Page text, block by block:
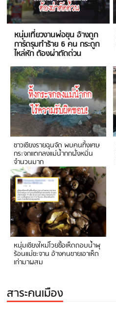
หนุ่มเที่ยวงานพ่อขุน อ้างถูก
การ์ดรุมทำร้าย 6 คน กระดูก
ไหล่หัก ต้องผ่าตัดด่วน
ชาวเชียงรายฉุนจัด พบคนทิ้งเศษ
กระจกแตกลงแม่น้ำกกฝั่งหมิ่น
จำนวนมาก
หนุ่มเชียงใหม่โวยซื้อเห็ดถอบน้ำพุ
ร้อนแม่ขะจาน อ้างคนขายเอาเห็ด
เก่ามาผสม
สาระคนเมือง